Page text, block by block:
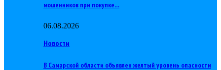
мошенников при покупке…
06.08.2026
Новости
В Самарской области объявлен желтый уровень опасности